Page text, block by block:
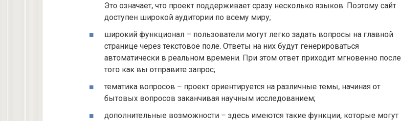
Это означает, что проект поддерживает сразу несколько языков. Поэтому сайт
доступен широкой аудитории по всему миру;
широкий функционал – пользователи могут легко задать вопросы на главной
странице через текстовое поле. Ответы на них будут генерироваться
автоматически в реальном времени. При этом ответ приходит мгновенно после
того как вы отправите запрос;
тематика вопросов – проект ориентируется на различные темы, начиная от
бытовых вопросов заканчивая научным исследованием;
дополнительные возможности – здесь имеются такие функции, которые могут